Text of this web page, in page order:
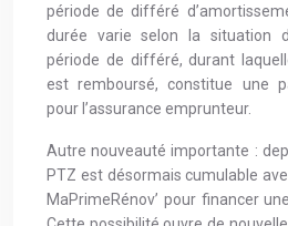
période de différé
durée varie selon la situation
période de différé, durant
est remboursé, constitue une
pour l’assurance emprunteur.
Autre nouveauté importante :
PTZ est désormais cumulable
MaPrimeRénov’ pour financer